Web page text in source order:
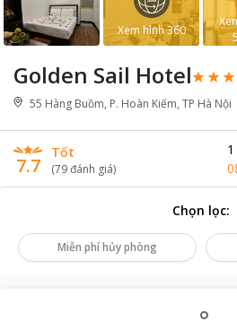
Golden Sail Hotel
55 Hàng Buồm, P. Hoàn Kiếm, TP Hà Nội
7.7
Tốt
(79đánh giá)
1
Xem hình 360
Chọn lọc:
Miễn phí hủy phòng